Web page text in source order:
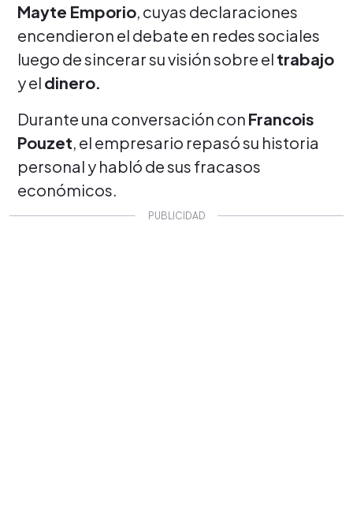
Mayte Emporio, cuyas declaraciones
encendieron el debate en redes sociales
luego de sincerar su visión sobre el trabajo
y el dinero.
Durante una conversación con Francois
Pouzet, el empresario repasó su historia
personal y habló de sus fracasos
económicos.